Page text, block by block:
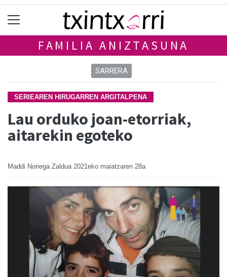
FAMILIA ANIZTASUNA
SARRERA
SERIEAREN HIRUGARREN ARGITALPENA
Lau orduko joan-etorriak,
aitarekin egoteko
Maddi Noriega Zaldua 2021eko maiatzaren 28a